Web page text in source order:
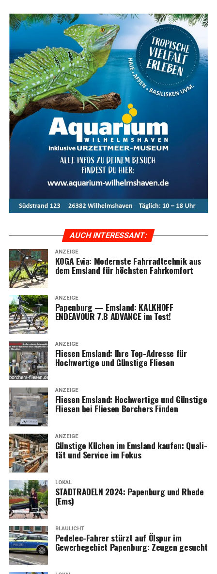
Kar­te für das Ems­land Papenburg
Fazit: Das KOGA Evia — Per­fek­te
Wahl für Radfahrkomfort
Das KOGA Evia ist die per­fek­te Wahl für alle, die uner­
reich­ten Rad­fahr­kom­fort mit stil­vol­lem Design und
moderns­ter Tech­no­lo­gie ver­bin­den möch­ten. Ent­de­cken
Sie das ulti­ma­ti­ve Fahr­erleb­nis mit dem KOGA Evia und
genie­ßen Sie jede Fahrt in vol­len Zügen.
Das KOGA Evia bie­tet ulti­ma­ti­ven Fahr­rad­
kom­fort, kom­bi­niert mit inno­va­ti­ver Tech­no­lo­gie und
stil­vol­lem Design. Ent­de­cken Sie die Vor­tei­le und Model­
le der Evia-Serie im Ems­land und erle­ben Sie moder­nen
AUCH INTER­ES­SANT:
ANZEIGE
KOGA Evia: Moderns­te Fahr­rad­tech­nik aus
dem Ems­land für höchs­ten Fahrkomfort
ANZEIGE
Papen­burg — Ems­land: KALKHOFF
ENDEAVOUR 7.B ADVANCE im Test!
ANZEIGE
Flie­sen Ems­land: Ihre Top-Adres­se für
Hoch­wer­ti­ge und Güns­ti­ge Fliesen
ANZEIGE
Flie­sen Ems­land: Hoch­wer­ti­ge und Güns­ti­ge
Flie­sen bei Flie­sen Bor­chers Finden
ANZEIGE
Güns­ti­ge Küchen im Ems­land kau­fen: Qua­li­
tät und Ser­vice im Fokus
LOKAL
STADTRADELN 2024: Papen­burg und Rhe­de
(Ems)
BLAULICHT
Pedelec-Fah­rer stürzt auf Ölspur im
Gewer­be­ge­biet Papen­burg: Zeu­gen gesucht